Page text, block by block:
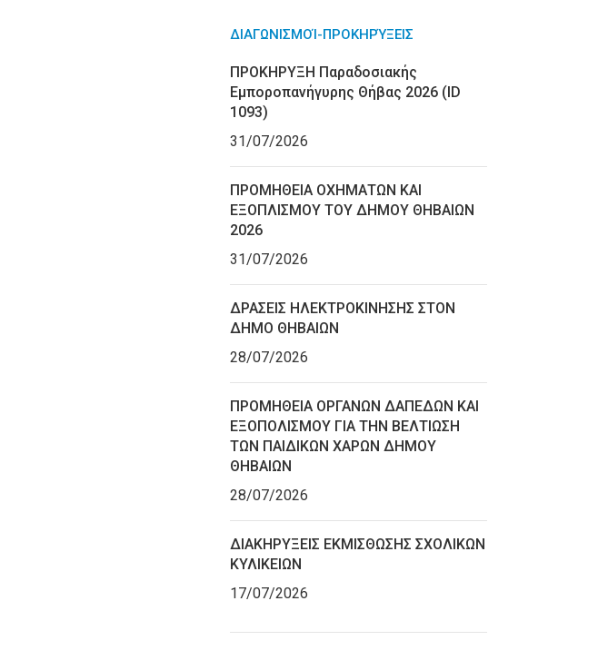
ΔΙΑΓΩΝΙΣΜΟΊ-ΠΡΟΚΗΡΎΞΕΙΣ
ΠΡΟΚΗΡΥΞΗ Παραδοσιακής
Εμποροπανήγυρης Θήβας 2026 (ID
1093)
31/07/2026
ΠΡΟΜΗΘΕΙΑ ΟΧΗΜΑΤΩΝ ΚΑΙ
ΕΞΟΠΛΙΣΜΟΥ ΤΟΥ ΔΗΜΟΥ ΘΗΒΑΙΩΝ
2026
31/07/2026
ΔΡΑΣΕΙΣ ΗΛΕΚΤΡΟΚΙΝΗΣΗΣ ΣΤΟΝ
ΔΗΜΟ ΘΗΒΑΙΩΝ
28/07/2026
ΠΡΟΜΗΘΕΙΑ ΟΡΓΑΝΩΝ ΔΑΠΕΔΩΝ ΚΑΙ
ΕΞΟΠΟΛΙΣΜΟΥ ΓΙΑ ΤΗΝ ΒΕΛΤΙΩΣΗ
ΤΩΝ ΠΑΙΔΙΚΩΝ ΧΑΡΩΝ ΔΗΜΟΥ
ΘΗΒΑΙΩΝ
28/07/2026
ΔΙΑΚΗΡΥΞΕΙΣ ΕΚΜΙΣΘΩΣΗΣ ΣΧΟΛΙΚΩΝ
ΚΥΛΙΚΕΙΩΝ
17/07/2026